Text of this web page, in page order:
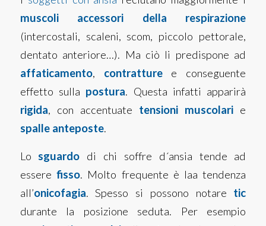
muscoli accessori della respirazione
(intercostali, scaleni, scom, piccolo pettorale,
dentato anteriore…). Ma ciò li predispone ad
affaticamento, contratture e conseguente
effetto sulla postura. Questa infatti apparirà
rigida, con accentuate tensioni muscolari e
spalle anteposte.
Lo sguardo di chi soffre d´ansia tende ad
essere fisso. Molto frequente è laa tendenza
all’onicofagia. Spesso si possono notare tic
durante la posizione seduta. Per esempio